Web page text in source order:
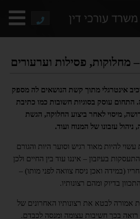
– מחלוקות, פסילות וערעורים
אינטרגלי מתוך קשת הנושאים לה מספק
התחום עוסק בסוגיות חשובות כמו כתיבת
מיסוי לאחר ביצוע החלוקה, הגשת
ניהול עזבונו של המנוח ועוד.
להיות מאוד רגיש וסוער היות והגורם
בעיזבון – איננו עוד בין החיים ולכן
(במידה ואכן ניסח צוואה לפני מותו) –
בדיוק ומהם רצונותיו.
אמורה לבטא את רצונותיו האחרונים של
רואה בכך חשיבות עצומה ומנסה לכבדם.